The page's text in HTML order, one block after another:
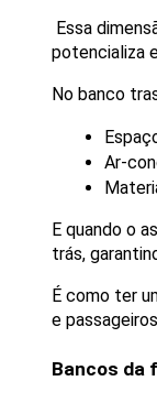
Essa
potencializa
No banco
Ar-
E quando o
trás,
É como ter
e
Bancos da